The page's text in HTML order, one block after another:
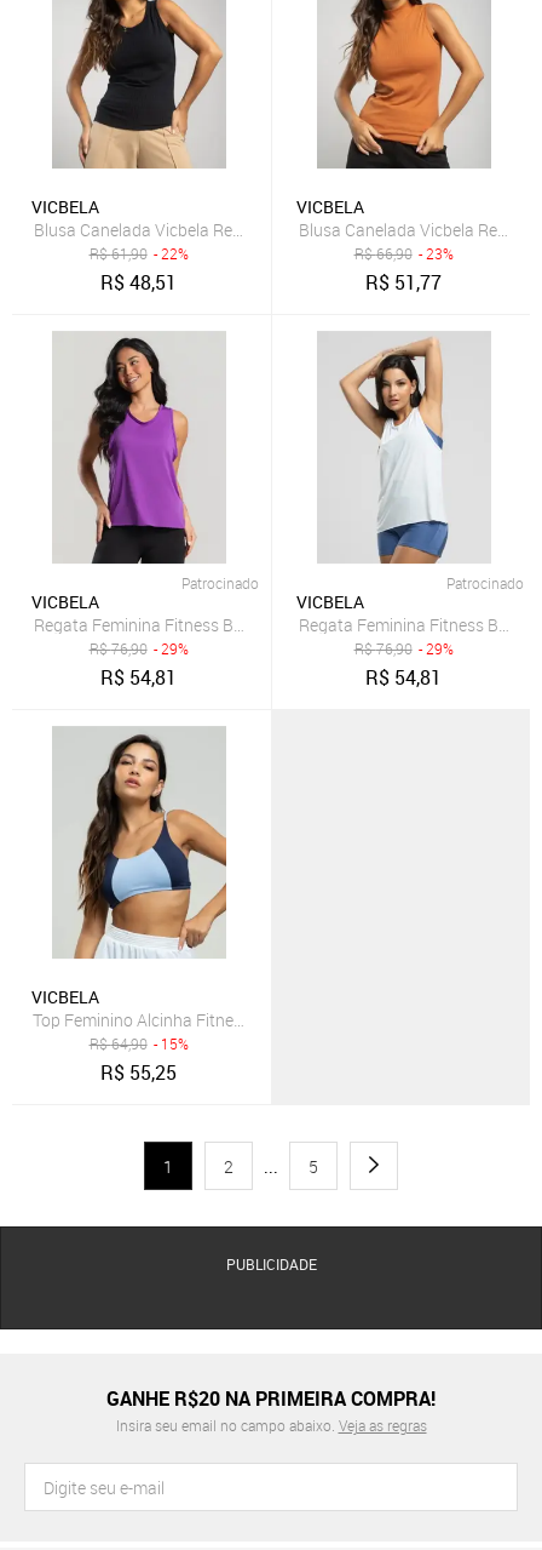
VICBELA
Blusa Canelada Vicbela Regata Gola Redonda Preto
R$61,90 - 22%
R$48,51
VICBELA
Blusa Canelada Vicbela Regata
R$66,90 - 23%
R$ 51,77
Patrocinado
VICBELA
Regata Feminina Fitness Beach Tennis Tecido DryFit Vicbela Roxo
R$76,90 - 29%
R$ 54,81
Patrocinado
VICBELA
Regata Feminina Fitness Beach
R$76,90 - 29%
R$ 54,81
VICBELA
Top Feminino Alcinha Fitness Tecido Proteção Uv 50+ Vicbela
R$64,90 - 15%
R$ 55,25
1 2 ... 5
PUBLICIDADE
GANHE R$20 NA PRIMEIRA COMPRA!
Insira seu email no campo abaixo. Veja as regras